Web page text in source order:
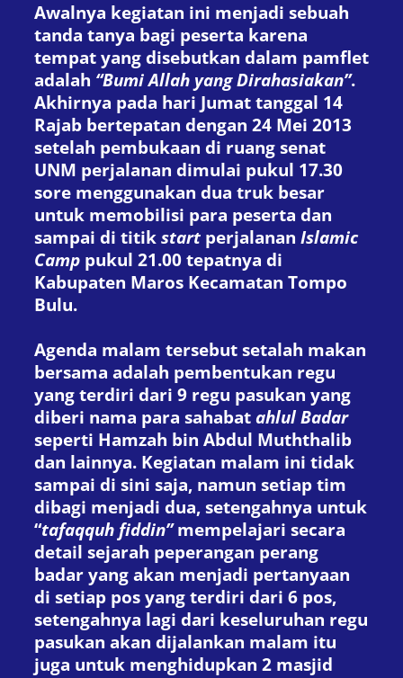
Awalnya kegiatan ini menjadi sebuah
tanda tanya bagi peserta karena
tempat yang disebutkan dalam pamflet
adalah “Bumi Allah yang Dirahasiakan”.
Akhirnya pada hari Jumat tanggal 14
Rajab bertepatan dengan 24 Mei 2013
setelah pembukaan di ruang senat
UNM perjalanan dimulai pukul 17.30
sore menggunakan dua truk besar
untuk memobilisi para peserta dan
sampai di titik start perjalanan Islamic
Camp pukul 21.00 tepatnya di
Kabupaten Maros Kecamatan Tompo
Bulu.
Agenda malam tersebut setalah makan
bersama adalah pembentukan regu
yang terdiri dari 9 regu pasukan yang
diberi nama para sahabat ahlul Badar
seperti Hamzah bin Abdul Muththalib
dan lainnya. Kegiatan malam ini tidak
sampai di sini saja, namun setiap tim
dibagi menjadi dua, setengahnya untuk
“tafaqquh fiddin”mempelajari secara
detail sejarah peperangan perang
badar yang akan menjadi pertanyaan
di setiap pos yang terdiri dari 6 pos,
setengahnya lagi dari keseluruhan regu
pasukan akan dijalankan malam itu
juga untuk menghidupkan 2 masjid